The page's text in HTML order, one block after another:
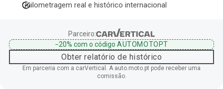
Quilometragem real e histórico internacional
Parceiro:
−20%com o código AUTOMOTOPT
Obter relatório de histórico
Em parceria com a carVertical. A auto.moto.pt pode receber uma
comissão.